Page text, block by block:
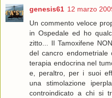
genesis61 12 marzo
Un commento veloce
in Ospedale ed ho
zitto... Il Tamoxifene
del cancro
terapia endocrina nel
e, peraltro, per i suoi
una stimolazione
controindicato a chi si